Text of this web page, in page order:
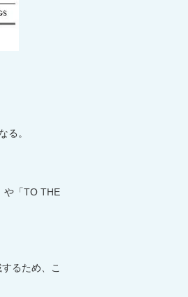
る。
や「TO THE
るため、こ